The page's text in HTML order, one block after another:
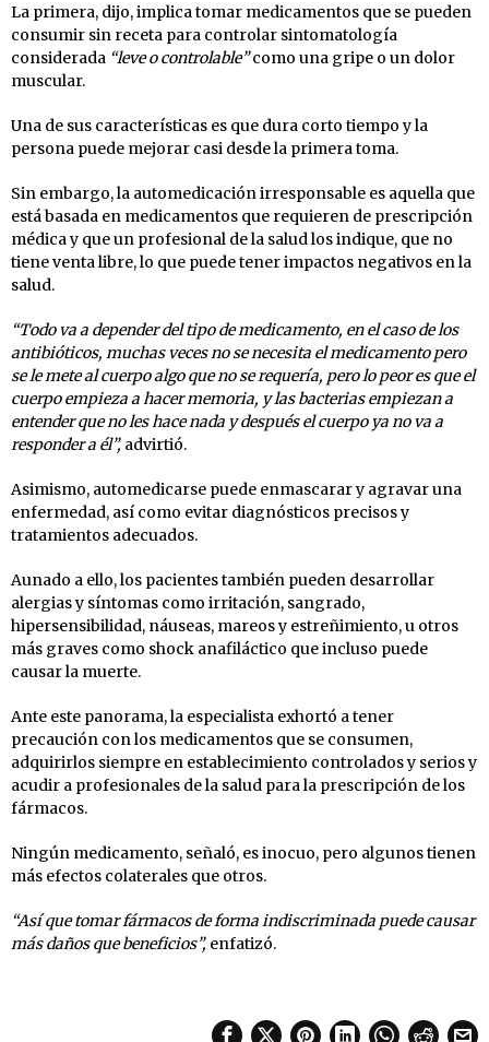
La primera, dijo, implica tomar medicamentos que se pueden
consumir sin receta para controlar sintomatología
considerada “leve o controlable”como una gripe o un dolor
muscular.
Una de sus características es que dura corto tiempo y la
persona puede mejorar casi desde la primera toma.
Sin embargo, la automedicación irresponsable es aquella que
está basada en medicamentos que requieren de prescripción
médica y que un profesional de la salud los indique, que no
tiene venta libre, lo que puede tener impactos negativos en la
salud.
“Todo va a depender del tipo de medicamento, en el caso de los
antibióticos, muchas veces no se necesita el medicamento pero
se le mete al cuerpo algo que no se requería, pero lo peor es que el
cuerpo empieza a hacer memoria, y las bacterias empiezan a
entender que no les hace nada y después el cuerpo ya no va a
responder a él”, advirtió.
Asimismo, automedicarse puede enmascarar y agravar una
enfermedad, así como evitar diagnósticos precisos y
tratamientos adecuados.
Aunado a ello, los pacientes también pueden desarrollar
alergias y síntomas como irritación, sangrado,
hipersensibilidad, náuseas, mareos y estreñimiento, u otros
más graves como shock anafiláctico que incluso puede
causar la muerte.
Ante este panorama, la especialista exhortó a tener
precaución con los medicamentos que se consumen,
adquirirlos siempre en establecimiento controlados y serios y
acudir a profesionales de la salud para la prescripción de los
fármacos.
Ningún medicamento, señaló, es inocuo, pero algunos tienen
más efectos colaterales que otros.
“Así que tomar fármacos de forma indiscriminada puede causar
más daños que beneficios”, enfatizó.